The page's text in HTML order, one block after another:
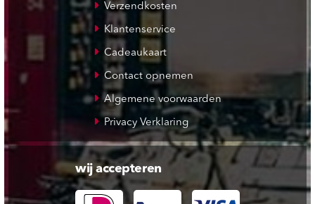
Verzendkosten
Klantenservice
Cadeaukaart
Contact opnemen
Algemene voorwaarden
Privacy Verklaring
wij accepteren